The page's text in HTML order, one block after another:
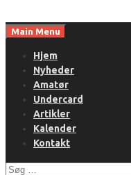
toMain Menu
Hjem
Nyheder
Amatør
Undercard
Artikler
Kalender
Kontakt
Søg